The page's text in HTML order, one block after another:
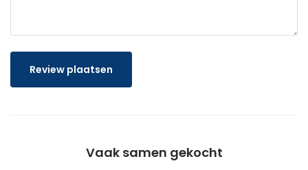
Review plaatsen
Vaak samen gekocht